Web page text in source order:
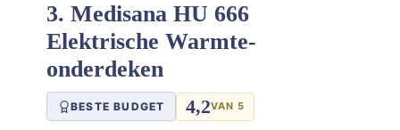
3. Medisana HU 666
Elektrische Warmte-
onderdeken
BESTE BUDGET 4,2VAN 5